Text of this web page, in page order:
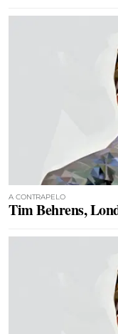
A CONTRAPELO
Tim Behrens,